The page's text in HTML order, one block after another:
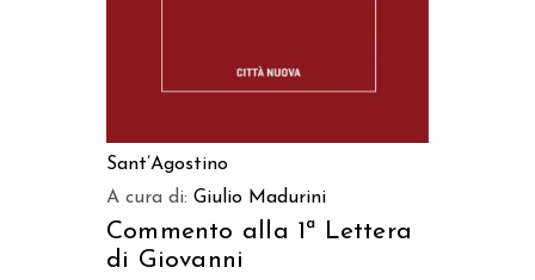
Sant’Agostino
A cura di: Giulio Madurini
Commento alla 1ª Lettera
di Giovanni